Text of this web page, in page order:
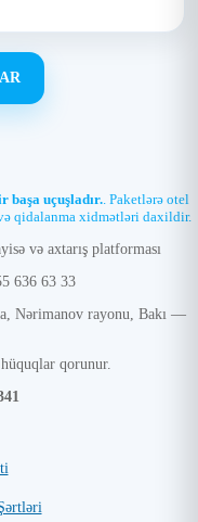
başa uçuşladır.. Paketlərə otel
qidalanma xidmətləri daxildir.
və axtarış platforması
636 63 33
Nərimanov rayonu, Bakı —
qorunur.